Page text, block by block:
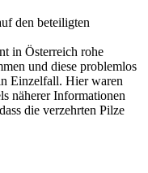
den beteiligten
in Österreich rohe
und diese problemlos
Einzelfall. Hier waren
näherer Informationen
die verzehrten Pilze